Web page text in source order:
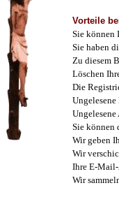
Vorteile
Sie können
Sie haben
Zu diesem
Löschen
Die
Sie können
Wir geben
Wir
Ihre E-
Wir